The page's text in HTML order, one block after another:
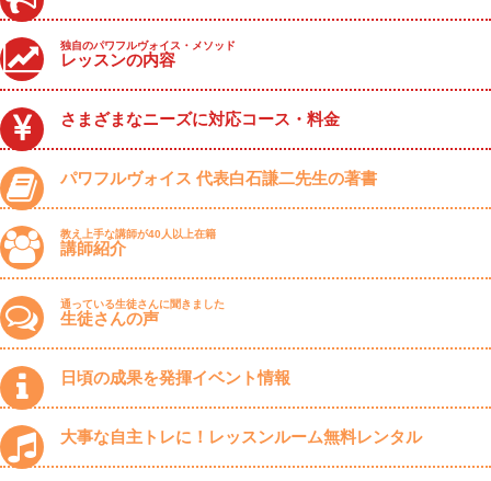
独自のパワフルヴォイス・メソッド
レッスンの内容
さまざまなニーズに対応コース・料金
パワフルヴォイス 代表白石謙二先生の著書
教え上手な講師が40人以上在籍
講師紹介
通っている生徒さんに聞きました
生徒さんの声
日頃の成果を発揮イベント情報
大事な自主トレに！レッスンルーム無料レンタル